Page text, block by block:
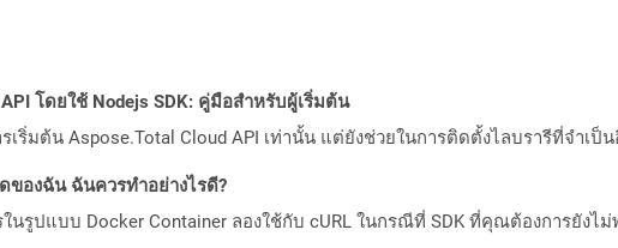
โดยใช้ Nodejs SDK: คู่มือสำหรับผู้เริ่มต้น
เริ่มต้น Aspose.Total Cloud API เท่านั้น แต่ยังช่วยในการติดตั้งไลบรารีที่จำเป็
ของฉัน ฉันควรทำอย่างไรดี?
นรูปแบบ Docker Container ลองใช้กับ cURL ในกรณีที่ SDK ที่คุณต้องการยังไ